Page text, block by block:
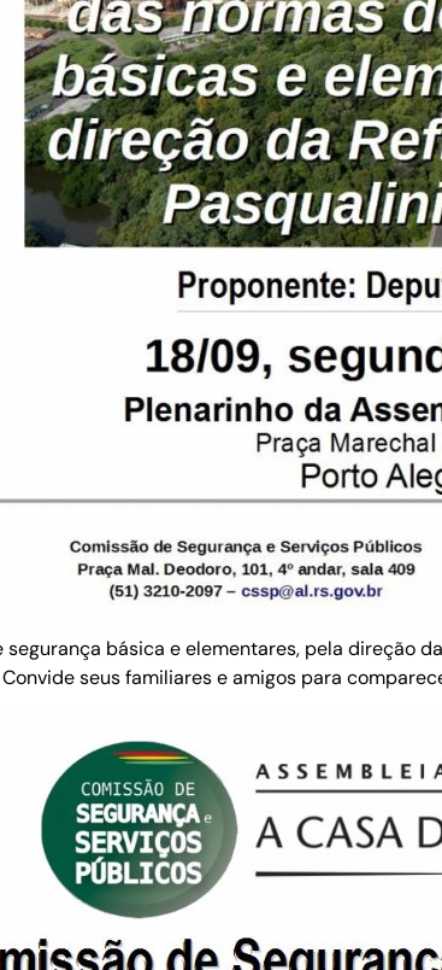
básica e elementares, pela direção
Convide seus familiares e amigos para